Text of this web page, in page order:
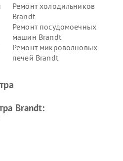
Ремонт холодильников
Brandt
Ремонт посудомоечных
машин Brandt
Ремонт микроволновых
печей Brandt
Brandt: